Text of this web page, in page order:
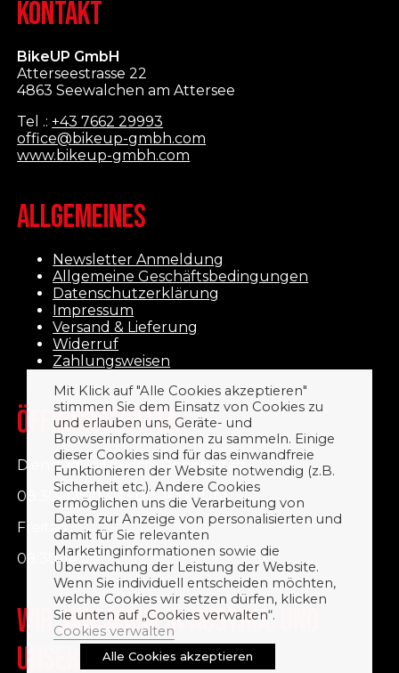
KONTAKT
BikeUP GmbH
Atterseestrasse 22
4863 Seewalchen am Attersee
Tel .:+43 7662 29993
office@bikeup-gmbh.com
www.bikeup-gmbh.com
ALLGEMEINES
Newsletter Anmeldung
Allgemeine Geschäftsbedingungen
Datenschutzerklärung
Impressum
Versand & Lieferung
Widerruf
Zahlungsweisen
ÖFFNUNGSZEITEN
Dienstag, Mittwoch, Donnerstag
08:30–12:00 & 13:00–16:00 Uhr
Freitag
08:30-14:00
WIR SIND MADE IN AUSTRIA. UND
UNSERE PRODUKTE AUCH.
Mit Klick auf "Alle Cookies akzeptieren"
stimmen Sie dem Einsatz von Cookies zu
und erlauben uns, Geräte- und
Browserinformationen zu sammeln. Einige
dieser Cookies sind für das einwandfreie
Funktionieren der Website notwendig (z.B.
Sicherheit etc.). Andere Cookies
ermöglichen uns die Verarbeitung von
Daten zur Anzeige von personalisierten und
damit für Sie relevanten
Marketinginformationen sowie die
Überwachung der Leistung der Website.
Wenn Sie individuell entscheiden möchten,
welche Cookies wir setzen dürfen, klicken
Sie unten auf „Cookies verwalten“.
Cookies verwalten
Alle Cookies akzeptieren